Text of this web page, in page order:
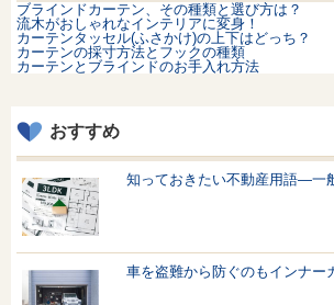
ブラインドカーテン、その種類と選び方は？
流木がおしゃれなインテリアに変身！
カーテンタッセル(ふさかけ)の上下はどっち？
カーテンの採寸方法とフックの種類
カーテンとブラインドのお手入れ方法
おすすめ
知っておきたい不動産用語—一
車を盗難から防ぐのもインナー